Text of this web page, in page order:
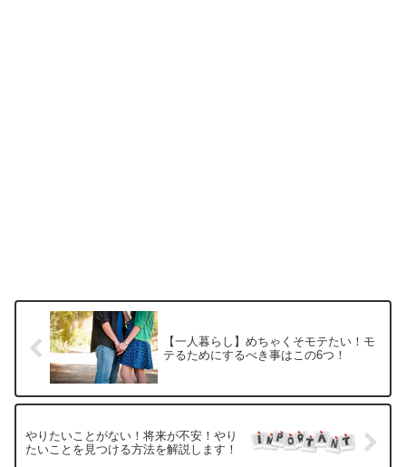
【一人暮らし】めちゃくそモテたい！モ
テるためにするべき事はこの6つ！
やりたいことがない！将来が不安！やり
たいことを見つける方法を解説します！